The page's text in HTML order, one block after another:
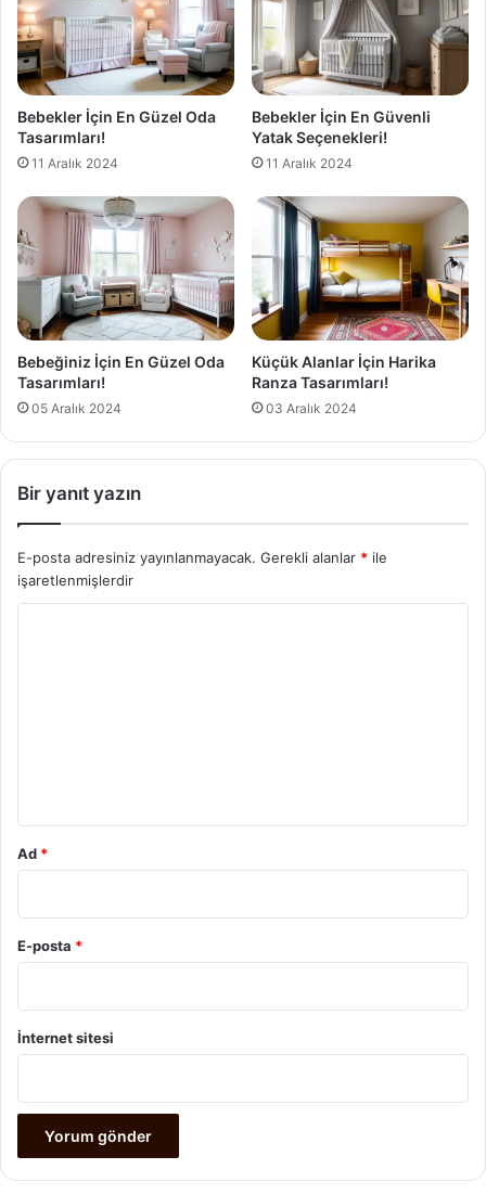
Bebekler İçin En Güzel Oda
Tasarımları!
11 Aralık 2024
Bebekler İçin En Güvenli
Yatak Seçenekleri!
11 Aralık 2024
Bebeğiniz İçin En Güzel Oda
Tasarımları!
05 Aralık 2024
Küçük Alanlar İçin Harika
Ranza Tasarımları!
03 Aralık 2024
Bir yanıt yazın
E-posta adresiniz yayınlanmayacak. Gerekli alanlar * ile
işaretlenmişlerdir
Ad *
E-posta *
İnternet sitesi